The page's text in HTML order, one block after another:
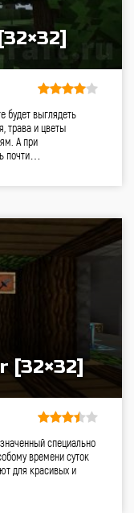
будет выглядеть
трава и цветы
А при
почти…
[32×32]
специально
времени суток
для красивых и